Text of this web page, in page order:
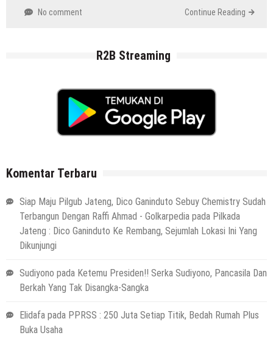
No comment Continue Reading
R2B Streaming
Komentar Terbaru
Siap Maju Pilgub Jateng, Dico Ganinduto Sebuy Chemistry Sudah
Terbangun Dengan Raffi Ahmad - Golkarpedia pada Pilkada
Jateng : Dico Ganinduto Ke Rembang, Sejumlah Lokasi Ini Yang
Dikunjungi
Sudiyono pada Ketemu Presiden!! Serka Sudiyono, Pancasila Dan
Berkah Yang Tak Disangka-Sangka
Elidafa pada PPRSS : 250 Juta Setiap Titik, Bedah Rumah Plus
Buka Usaha